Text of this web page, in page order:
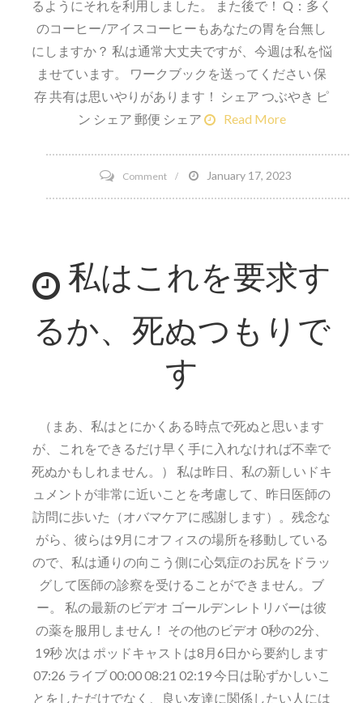
るようにそれを利用しました。 また後で！ Q：多く
のコーヒー/アイスコーヒーもあなたの胃を台無し
にしますか？ 私は通常大丈夫ですが、今週は私を悩
ませています。 ワークブックを送ってください 保
存 共有は思いやりがあります！ シェア つぶやき ピ
ン シェア 郵便 シェア
Read More
Commenton
4
で
4
イ
January 17, 2023
私はこれを要求す
るか、死ぬつもりで
す
（まあ、私はとにかくある時点で死ぬと思います
が、これをできるだけ早く手に入れなければ不幸で
死ぬかもしれません。） 私は昨日、私の新しいドキ
ュメントが非常に近いことを考慮して、昨日医師の
訪問に歩いた（オバマケアに感謝します）。残念な
がら、彼らは9月にオフィスの場所を移動している
ので、私は通りの向こう側に心気症のお尻をドラッ
グして医師の診察を受けることができません。ブ
ー。 私の最新のビデオ ゴールデンレトリバーは彼
の薬を服用しません！ その他のビデオ 0秒の2分、
19秒 次は ポッドキャストは8月6日から要約します
07:26 ライブ 00:00 08:21 02:19 今日は恥ずかしいこ
とをしただけでなく、良い友達に関係したい人には